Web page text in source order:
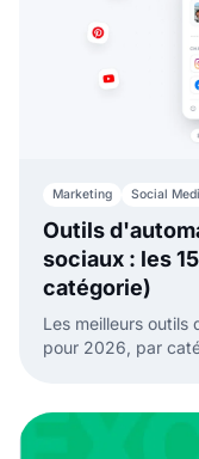
Marketing Social
Outils
sociaux : les
catégorie)
Les meilleurs outils
pour 2026, par